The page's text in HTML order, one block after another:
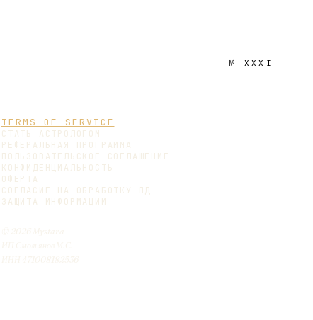
№ XXXI
TERMS OF SERVICE
СТАТЬ АСТРОЛОГОМ
РЕФЕРАЛЬНАЯ ПРОГРАММА
ПОЛЬЗОВАТЕЛЬСКОЕ СОГЛАШЕНИЕ
КОНФИДЕНЦИАЛЬНОСТЬ
ОФЕРТА
СОГЛАСИЕ НА ОБРАБОТКУ ПД
ЗАЩИТА ИНФОРМАЦИИ